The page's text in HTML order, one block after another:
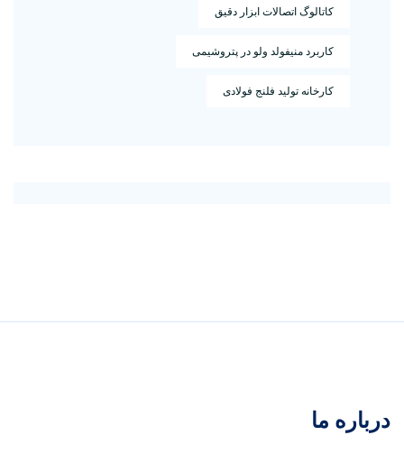
کاتالوگ اتصالات ابزار دقیق
کاربرد منیفولد ولو در پتروشیمی
کارخانه تولید فلنج فولادی
درباره ما